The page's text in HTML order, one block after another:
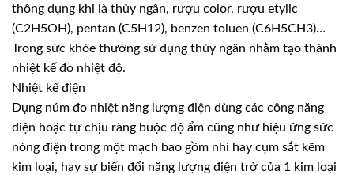
thông dụng khi là thủy ngân, rượu color, rượu etylic
(C2H5OH), pentan (C5H12), benzen toluen (C6H5CH3)…
Trong sức khỏe thường sử dụng thủy ngân nhằm tạo thành
nhiệt kế đo nhiệt độ.
Nhiệt kế điện
Dụng núm đo nhiệt năng lượng điện dùng các công năng
điện hoặc tự chịu ràng buộc độ ẩm cũng như hiệu ứng sức
nóng điện trong một mạch bao gồm nhì hay cụm sắt kẽm
kim loại, hay sự biến đổi năng lượng điện trở của 1 kim loại